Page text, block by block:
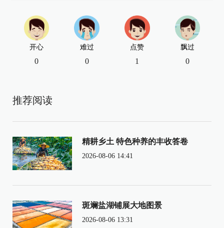
开心
0
难过
0
点赞
1
飘过
0
推荐阅读
精耕乡土 特色种养的丰收答卷
2026-08-06 14:41
斑斓盐湖铺展大地图景
2026-08-06 13:31